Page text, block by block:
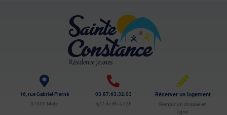
16, rue Gabriel Pierné
57000 Metz
03.87.63.32.03
6j/7 de 8h à 22h
Réserver un logement
Remplir un dossier en
ligne